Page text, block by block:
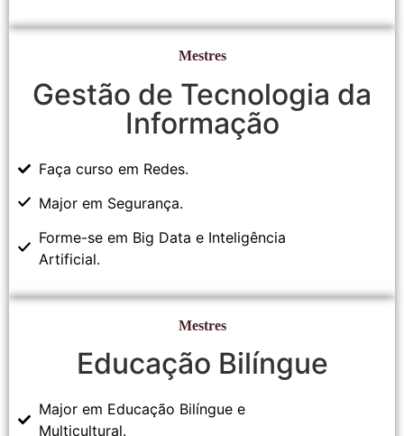
Mestres
Gestão de Tecnologia da
Informação
Faça curso em Redes.
Major em Segurança.
Forme-se em Big Data e Inteligência
Artificial.
Mestres
Educação Bilíngue
Major em Educação Bilíngue e
Multicultural.